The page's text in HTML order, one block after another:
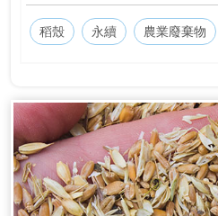
稻殼 永續 農業廢棄物